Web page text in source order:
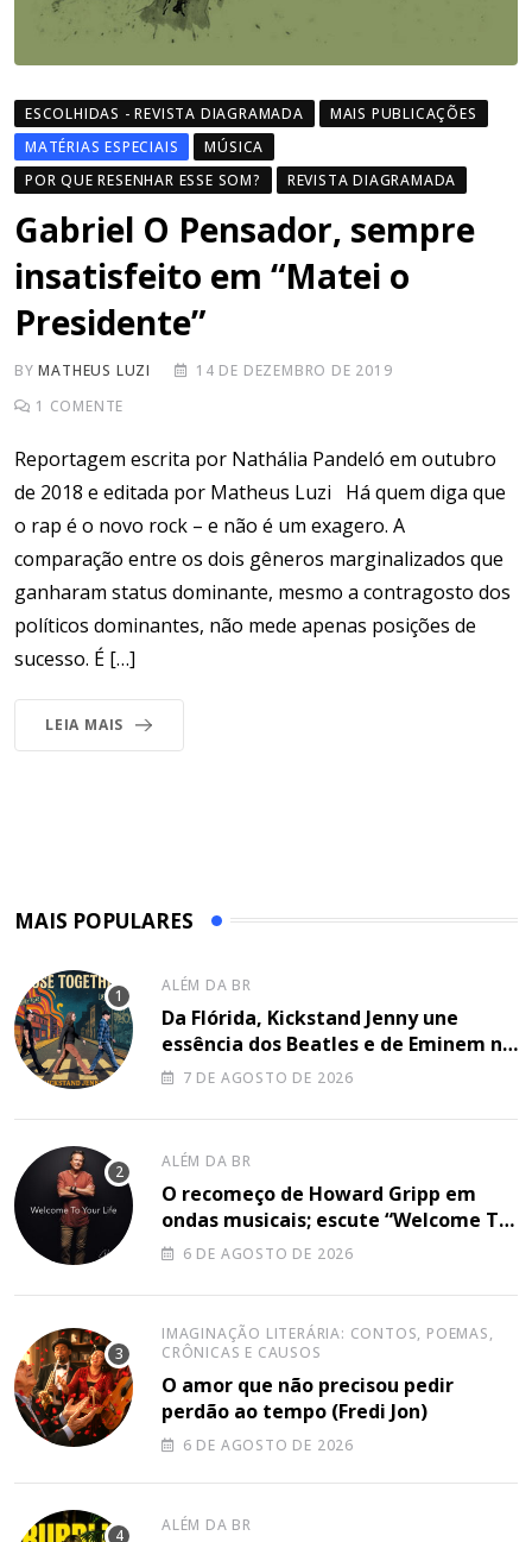
ESCOLHIDAS - REVISTA DIAGRAMADA
MAIS PUBLICAÇÕES
MATÉRIAS ESPECIAIS
MÚSICA
POR QUE RESENHAR ESSE SOM?
REVISTA DIAGRAMADA
Gabriel O Pensador, sempre
insatisfeito em “Matei o
Presidente”
BYMATHEUS LUZI
14 DE DEZEMBRO DE 2019
1 COMENTE
Reportagem escrita por Nathália Pandeló em outubro
de 2018 e editada por Matheus Luzi Há quem diga que
o rap é o novo rock – e não é um exagero. A
comparação entre os dois gêneros marginalizados que
ganharam status dominante, mesmo a contragosto dos
políticos dominantes, não mede apenas posições de
sucesso. É […]
LEIA MAIS
MAIS POPULARES
ALÉM DA BR
Da Flórida, Kickstand Jenny une
essência dos Beatles e de Eminem na
canção “Lose Together”
7 DE AGOSTO DE 2026
ALÉM DA BR
O recomeço de Howard Gripp em
ondas musicais; escute “Welcome To
Your Life”
6 DE AGOSTO DE 2026
IMAGINAÇÃO LITERÁRIA: CONTOS, POEMAS,
CRÔNICAS E CAUSOS
O amor que não precisou pedir
perdão ao tempo (Fredi Jon)
6 DE AGOSTO DE 2026
ALÉM DA BR